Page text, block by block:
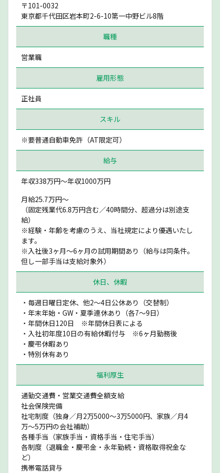
〒101-0032
東京都千代田区岩本町2-6-10第一中野ビル8階
職種
営業職
雇用形態
正社員
スキル
※要普通自動車免許（AT限定可）
給与
年収338万円〜年収1000万円
月給25.7万円〜
（固定残業代6.8万円含む／40時間分、超過分は別途支
給）
※経験・年齢を考慮のうえ、当社規定により優遇いたし
ます。
※入社後3ヶ月〜6ヶ月の試用期間あり（給与は同条件。
但し一部手当は支給対象外）
休日、休暇
・毎週日曜日定休、他2〜4日公休あり（交替制）
・年末年始・GW・夏季連休あり（各7〜9日）
・年間休日120日 ※年間休日表による
・入社初年度10日の有給休暇付与 ※6ヶ月勤務後
・慶弔休暇あり
・特別休有あり
福利厚生
通勤交通費・営業交通費全額支給
社会保険完備
社宅制度（独身／月2万5000〜3万5000円、家族／月4
万〜5万円の会社補助）
各種手当（家族手当・資格手当・住宅手当）
各制度（退職金・慶弔金・永年勤続・資格取得祝金な
ど）
携帯電話貸与